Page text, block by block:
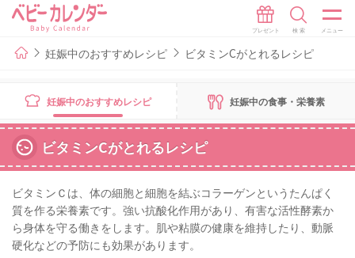
妊娠中のおすすめレシピ ビタミンCがとれるレシピ
妊娠中のおすすめレシピ 妊娠中の食事・栄養素
ビタミンCがとれるレシピ
ビタミンＣは、体の細胞と細胞を結ぶコラーゲンというたんぱく
質を作る栄養素です。強い抗酸化作用があり、有害な活性酵素か
ら身体を守る働きをします。肌や粘膜の健康を維持したり、動脈
硬化などの予防にも効果があります。